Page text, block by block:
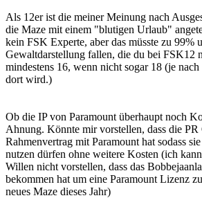
Als 12er ist die meiner Meinung nach
die Maze mit einem "blutigen Urlaub"
kein FSK Experte, aber das müsste zu 99%
Gewaltdarstellung fallen, die du bei FSK12
mindestens 16, wenn nicht sogar 18 (je
dort wird.)
Ob die IP von Paramount überhaupt noch
Ahnung. Könnte mir vorstellen, dass die PR
Rahmenvertrag mit Paramount hat sodass
nutzen dürfen ohne weitere Kosten (ich
Willen nicht vorstellen, dass das
bekommen hat um eine Paramount Lizenz
neues Maze dieses Jahr)